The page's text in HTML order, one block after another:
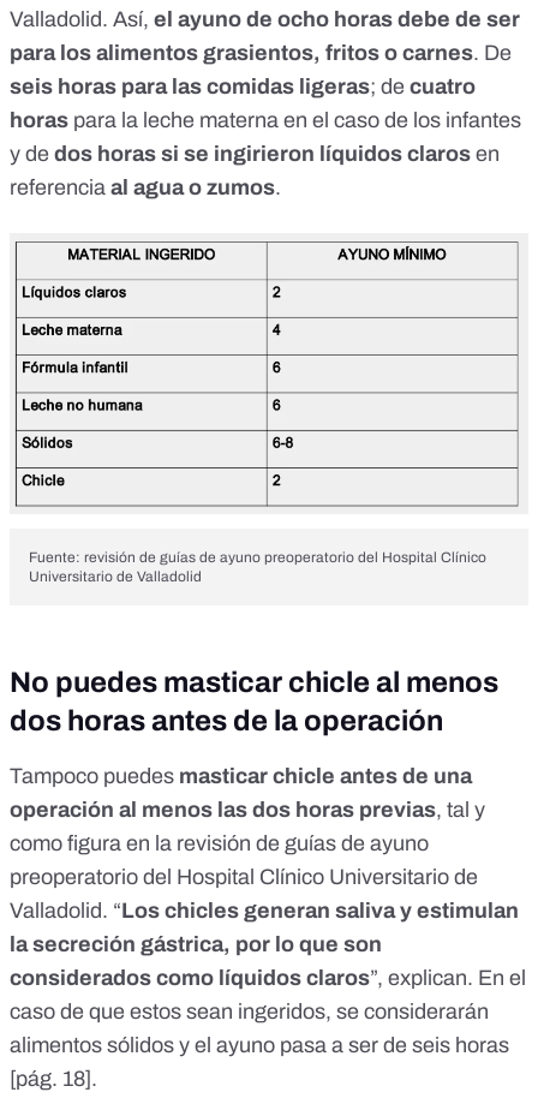
Valladolid. Así, el ayuno de ocho horas debe de ser
para los alimentos grasientos, fritos o carnes. De
seis horas para las comidas ligeras; de cuatro
horas para la leche materna en el caso de los infantes
y de dos horas si se ingirieron líquidos claros en
referencia al agua o zumos.
Fuente: revisión de guías de ayuno preoperatorio del Hospital Clínico
Universitario de Valladolid
No puedes masticar chicle al menos
dos horas antes de la operación
Tampoco puedes masticar chicle antes de una
operación al menos las dos horas previas, tal y
como figura en la revisión de guías de ayuno
preoperatorio del Hospital Clínico Universitario de
Valladolid. “Los chicles generan saliva y estimulan
la secreción gástrica, por lo que son
considerados como líquidos claros”, explican. En el
caso de que estos sean ingeridos, se considerarán
alimentos sólidos y el ayuno pasa a ser de seis horas
[pág. 18].